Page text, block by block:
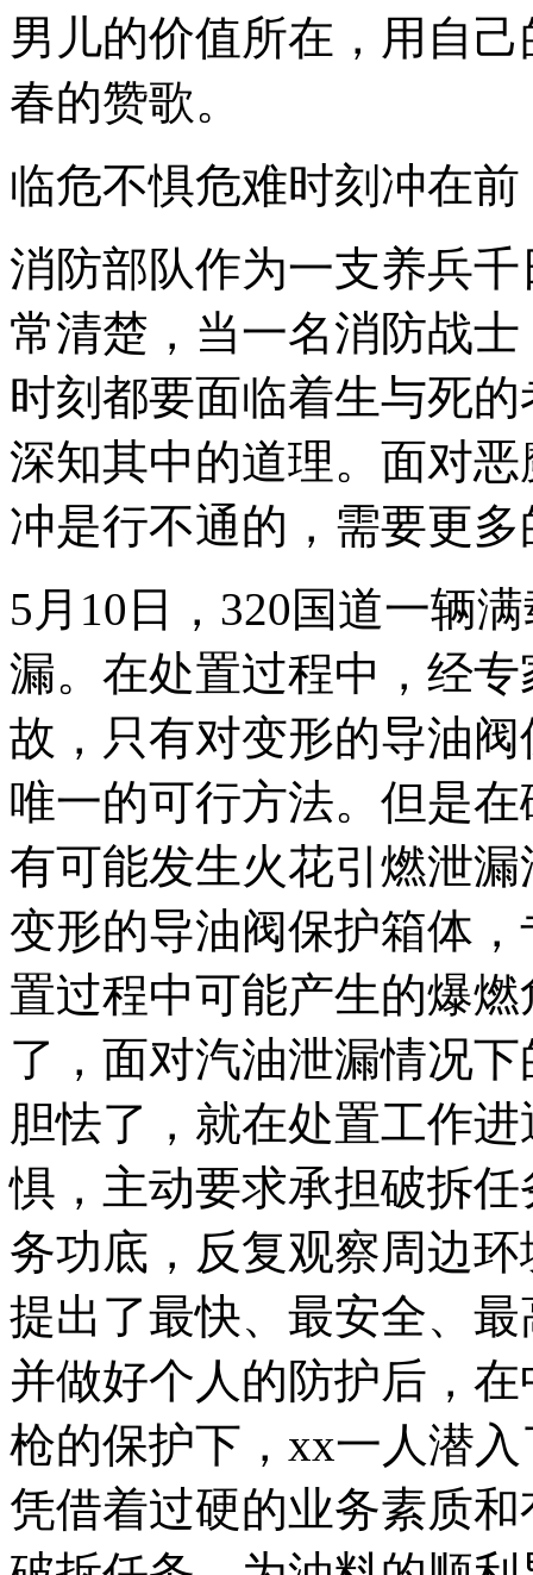
男儿的价值所在，用自
春的赞歌。
临危不惧危难时刻冲在前
消防部队作为一支养兵
常清楚，当一名消防战
时刻都要面临着生与死
深知其中的道理。面对
冲是行不通的，需要更
5月10日，320国道一辆
漏。在处置过程中，经
故，只有对变形的导油
唯一的可行方法。但是
有可能发生火花引燃泄
变形的导油阀保护箱体
置过程中可能产生的爆
了，面对汽油泄漏情况
胆怯了，就在处置工作
惧，主动要求承担破拆
务功底，反复观察周边
提出了最快、最安全、
并做好个人的防护后，
枪的保护下，xx一人潜
凭借着过硬的业务素质